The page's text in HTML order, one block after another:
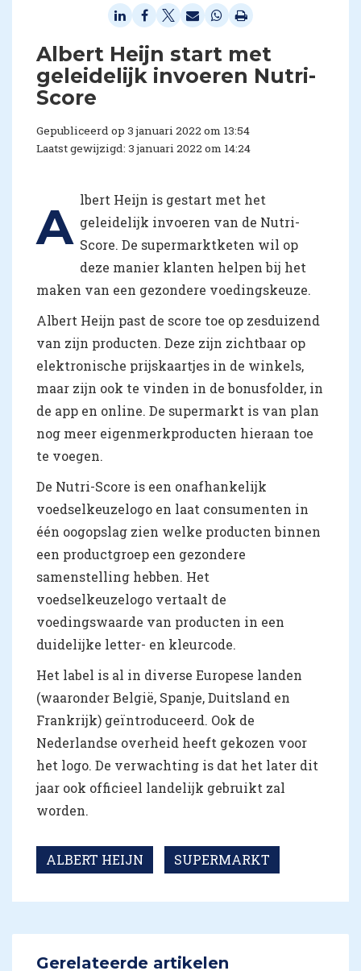
Albert Heijn start met
geleidelijk invoeren Nutri-
Score
Gepubliceerd op 3 januari 2022 om 13:54
Laatst gewijzigd: 3 januari 2022 om 14:24
A lbert Heijn is gestart met het
geleidelijk invoeren van de Nutri-
Score. De supermarktketen wil op
deze manier klanten helpen bij het
maken van een gezondere voedingskeuze.
Albert Heijn past de score toe op zesduizend
van zijn producten. Deze zijn zichtbaar op
elektronische prijskaartjes in de winkels,
maar zijn ook te vinden in de bonusfolder, in
de app en online. De supermarkt is van plan
nog meer eigenmerkproducten hieraan toe
te voegen.
De Nutri-Score is een onafhankelijk
voedselkeuzelogo en laat consumenten in
één oogopslag zien welke producten binnen
een productgroep een gezondere
samenstelling hebben. Het
voedselkeuzelogo vertaalt de
voedingswaarde van producten in een
duidelijke letter- en kleurcode.
Het label is al in diverse Europese landen
(waaronder België, Spanje, Duitsland en
Frankrijk) geïntroduceerd. Ook de
Nederlandse overheid heeft gekozen voor
het logo. De verwachting is dat het later dit
jaar ook officieel landelijk gebruikt zal
worden.
ALBERT HEIJN SUPERMARKT
Gerelateerde artikelen